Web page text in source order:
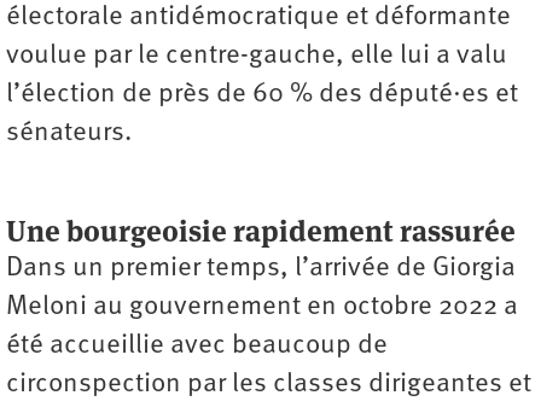
électorale antidémocratique et déformante
voulue par le centre-gauche, elle lui a valu
l’élection de près de 60 % des député·es et
sénateurs.
Une bourgeoisie rapidement rassurée
Dans un premier temps, l’arrivée de Giorgia
Meloni au gouvernement en octobre 2022 a
été accueillie avec beaucoup de
circonspection par les classes dirigeantes et